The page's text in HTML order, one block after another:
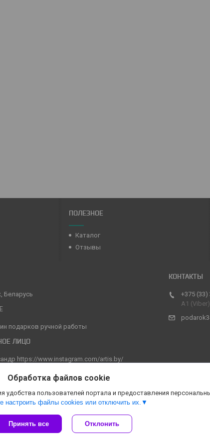
ПОЛЕЗНОЕ
Каталог
Отзывы
Беларусь
подарков ручной работы
https://www.instagram.com/artis.by/
+375 (33)
А1 (Viber)
Сайт создан на платформе Deal.by
Политика обработки файлов cookies
Обработка файлов cookie
пользователей портала и предоставления
настроить файлы cookies или отключить их.
Принять все Отклонить